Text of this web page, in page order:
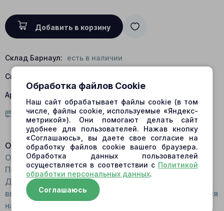
Добавить в корзину
Склад Барнаул: есть в наличии
Склад Центральный:
Артикул:
Условия доставки
Описание:
Общий вид: Круглая запчасть с плоскими торцами.
По типу шайбы. В центре расположено отверстие.
Для изготовления детали используется
высокопрочная сталь. Принцип работы: Фиксируется
на валу между прижимной пластиной и поворотной
Обработка файлов Cookie
Наш сайт обрабатывает файлы cookie (в том
числе, файлы cookie, используемые «Яндекс-
метрикой»). Они помогают делать сайт
удобнее для пользователей. Нажав кнопку
«Соглашаюсь», вы даете свое согласие на
обработку файлов cookie вашего браузера.
Обработка данных пользователей
осуществляется в соответствии с Политикой
обработки персональных данных.
Соглашаюсь